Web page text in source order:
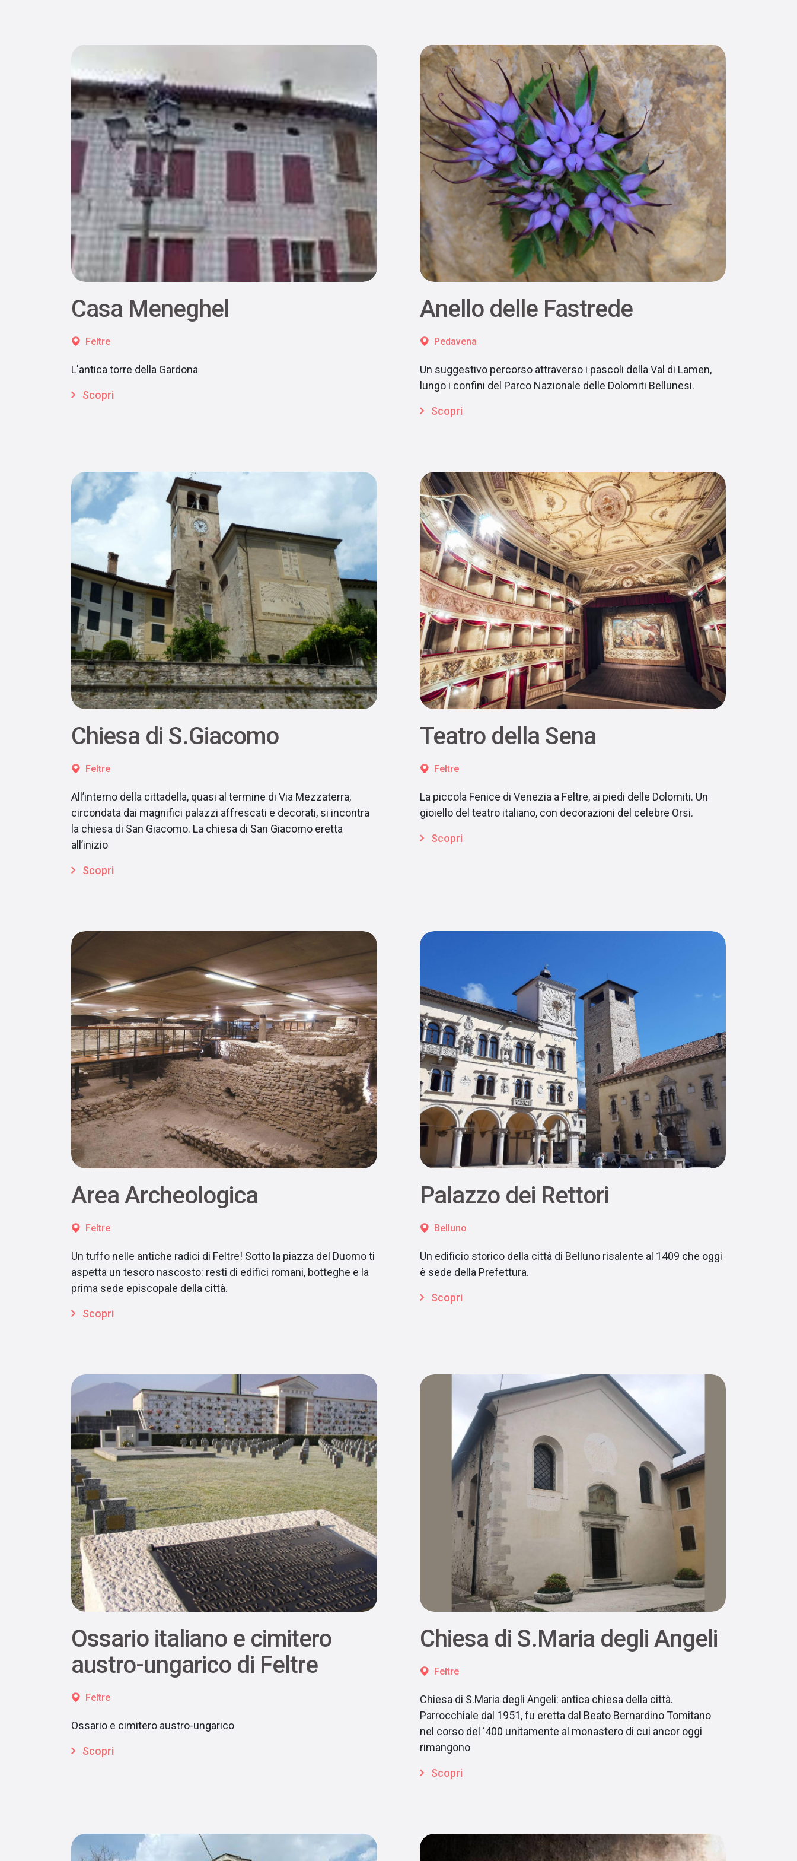
Casa Meneghel
Feltre
L'antica torre della Gardona
Scopri
Anello delle Fastrede
Pedavena
Un suggestivo percorso attraverso i pascoli della Val di Lamen,
lungo i confini del Parco Nazionale delle Dolomiti Bellunesi.
Scopri
Chiesa di S.Giacomo
Feltre
All’interno della cittadella, quasi al termine di Via Mezzaterra,
circondata dai magnifici palazzi affrescati e decorati, si incontra
la chiesa di San Giacomo. La chiesa di San Giacomo eretta
all’inizio
Scopri
Teatro della Sena
Feltre
La piccola Fenice di Venezia a Feltre, ai piedi delle Dolomiti. Un
gioiello del teatro italiano, con decorazioni del celebre Orsi.
Scopri
Area Archeologica
Feltre
Un tuffo nelle antiche radici di Feltre! Sotto la piazza del Duomo ti
aspetta un tesoro nascosto: resti di edifici romani, botteghe e la
prima sede episcopale della città.
Scopri
Palazzo dei Rettori
Belluno
Un edificio storico della città di Belluno risalente al 1409 che oggi
è sede della Prefettura.
Scopri
Ossario italiano e cimitero
austro-ungarico di Feltre
Feltre
Ossario e cimitero austro-ungarico
Scopri
Chiesa di S.Maria degli Angeli
Feltre
Chiesa di S.Maria degli Angeli: antica chiesa della città.
Parrocchiale dal 1951, fu eretta dal Beato Bernardino Tomitano
nel corso del ‘400 unitamente al monastero di cui ancor oggi
rimangono
Scopri